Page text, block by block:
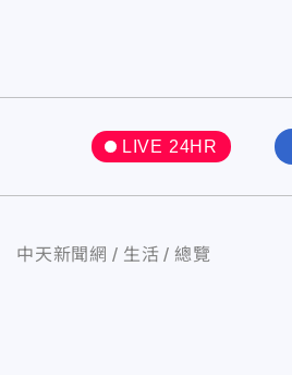
LIVE 24HR
中天新聞網 生活 總覽